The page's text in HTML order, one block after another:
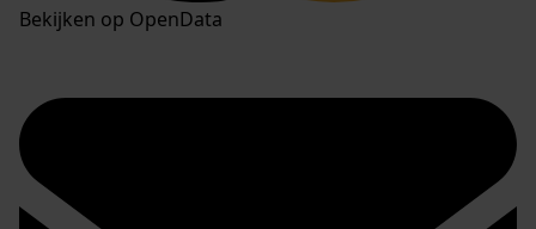
Bekijken op OpenData